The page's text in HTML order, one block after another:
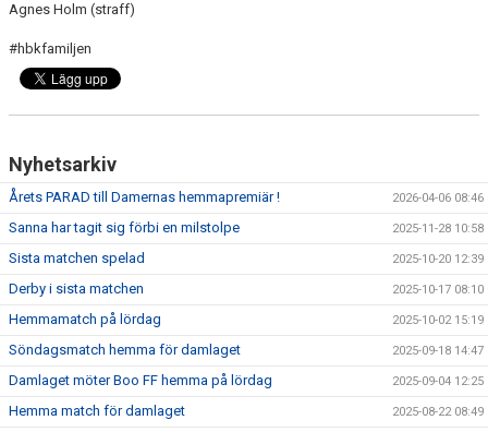
Agnes Holm (straff)
#hbkfamiljen
Nyhetsarkiv
Årets PARAD till Damernas hemmapremiär ! 2026-04-06 08:46
Sanna har tagit sig förbi en milstolpe 2025-11-28 10:58
Sista matchen spelad 2025-10-20 12:39
Derby i sista matchen 2025-10-17 08:10
Hemmamatch på lördag 2025-10-02 15:19
Söndagsmatch hemma för damlaget 2025-09-18 14:47
Damlaget möter Boo FF hemma på lördag 2025-09-04 12:25
Hemma match för damlaget 2025-08-22 08:49